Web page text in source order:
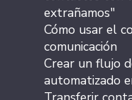
extrañamos"
Cómo usar el
comunicación
Crear un flujo
automatizado